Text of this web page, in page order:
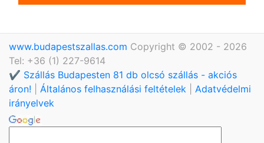
www.budapestszallas.com Copyright © 2002 - 2026
Tel: +36 (1) 227-9614
✔️ Szállás Budapesten 81 db olcsó szállás - akciós
áron!
Általános felhasználási feltételek
Adatvédelmi
irányelvek